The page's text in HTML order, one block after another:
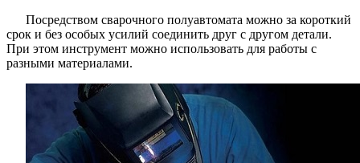
Посредством сварочного полуавтомата можно за короткий
срок и без особых усилий соединить друг с другом детали.
При этом инструмент можно использовать для работы с
разными материалами.